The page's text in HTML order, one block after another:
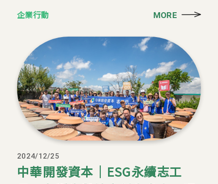
企業行動 MORE
2024/12/25
中華開發資本｜ESG永續志工